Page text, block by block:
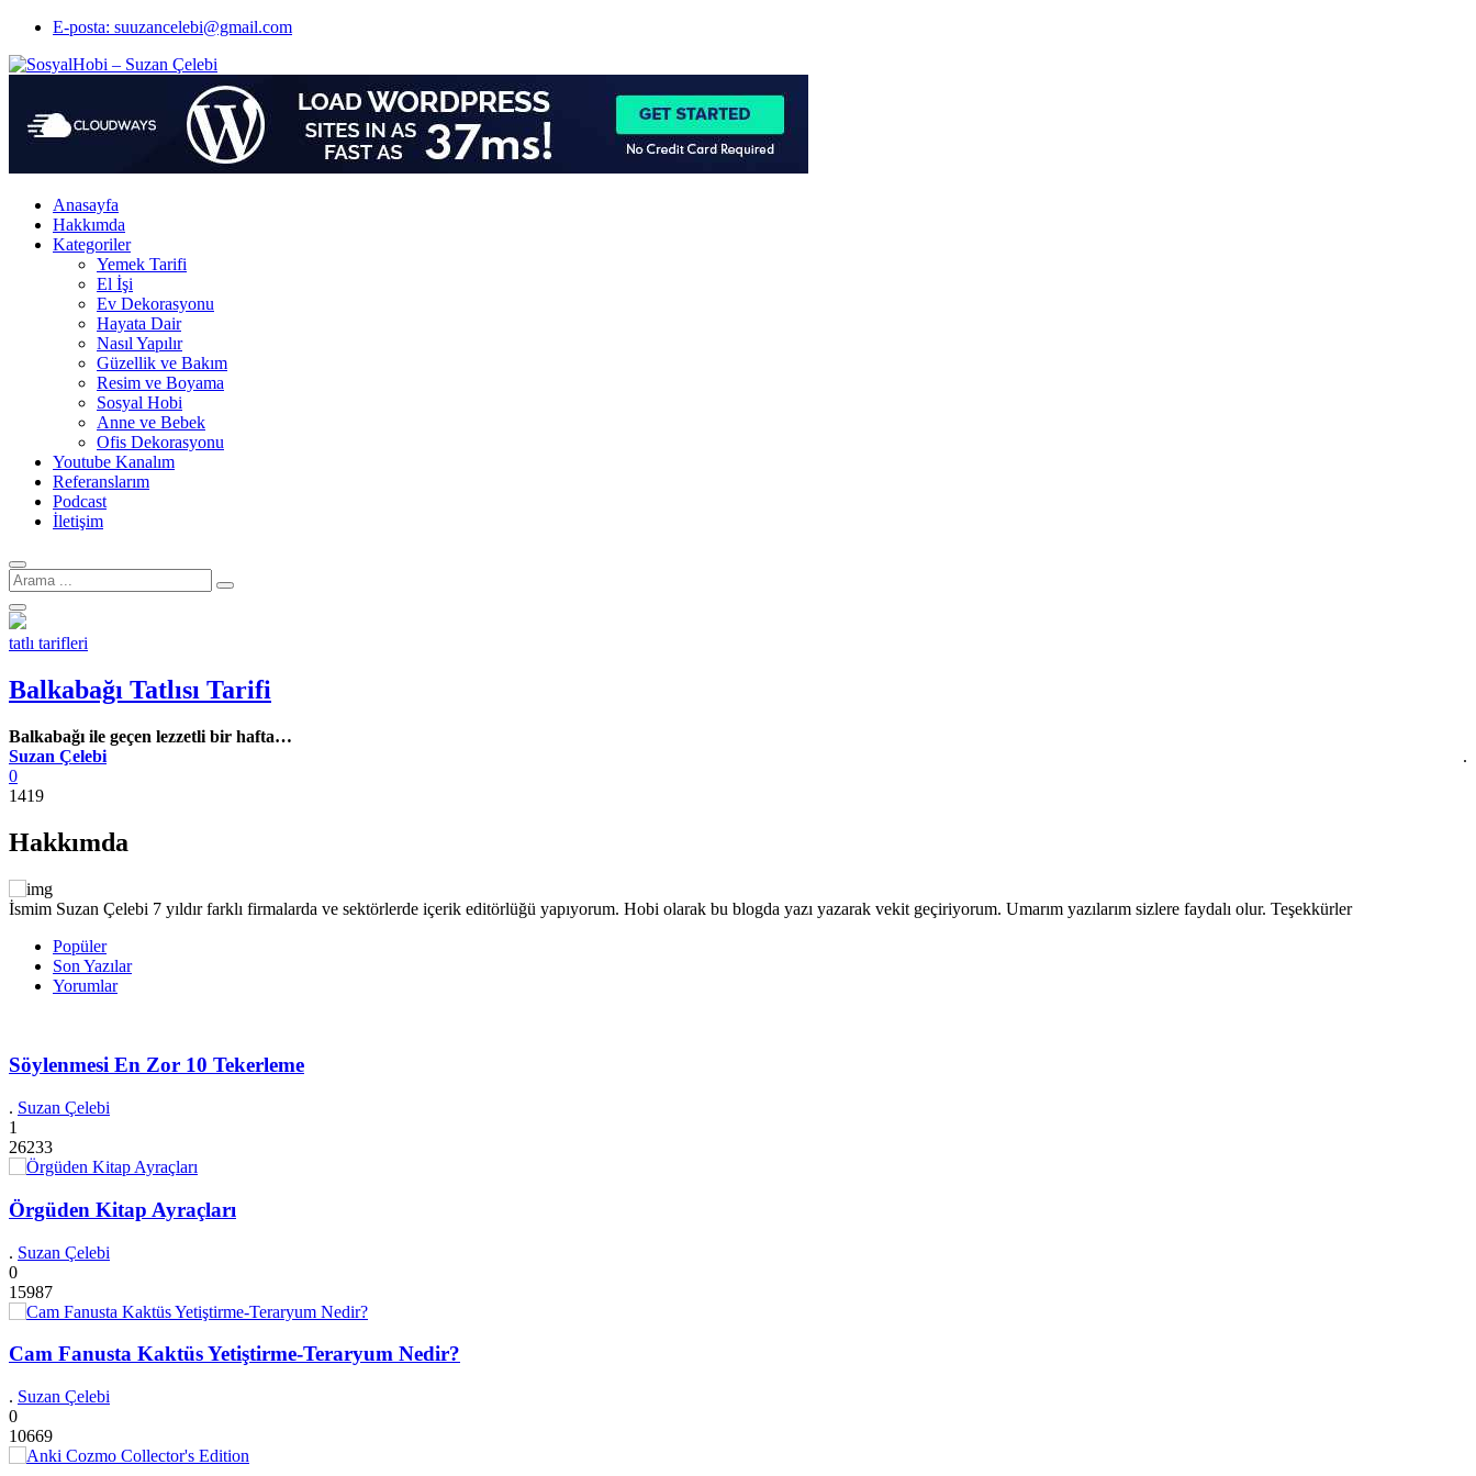
E-posta: suuzancelebi@gmail.com
Anasayfa
Hakkımda
Kategoriler
Yemek Tarifi
El İşi
Ev Dekorasyonu
Hayata Dair
Nasıl Yapılır
Güzellik ve Bakım
Resim ve Boyama
Sosyal Hobi
Anne ve Bebek
Ofis Dekorasyonu
Youtube Kanalım
Referanslarım
Podcast
İletişim
Arama
için:
tatlı tarifleri
Balkabağı Tatlısı Tarifi
Balkabağı ile geçen lezzetli bir hafta…
.
Suzan Çelebi
0
1419
Hakkımda
İsmim Suzan Çelebi 7 yıldır farklı firmalarda ve sektörlerde içerik editörlüğü yapıyorum. Hobi olarak bu blogda yazı yazarak vekit geçiriyorum. Umarım yazılarım sizlere faydalı olur. Teşekkürler
Popüler
Son Yazılar
Yorumlar
Söylenmesi En Zor 10 Tekerleme
. Suzan Çelebi
1
26233
Örgüden Kitap Ayraçları
. Suzan Çelebi
0
15987
Cam Fanusta Kaktüs Yetiştirme-Teraryum Nedir?
. Suzan Çelebi
0
10669